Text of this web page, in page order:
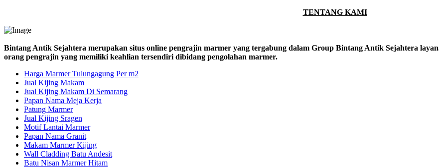
TENTANG KAMI
Bintang Antik Sejahtera merupakan situs online pengrajin marmer yang tergabung dalam Group Bintang Antik Sejahtera
orang pengrajin yang memiliki keahlian tersendiri dibidang pengolahan marmer.
Harga Marmer Tulungagung Per m2
Jual Kijing Makam
Jual Kijing Makam Di Semarang
Papan Nama Meja Kerja
Patung Marmer
Jual Kijing Sragen
Motif Lantai Marmer
Papan Nama Granit
Makam Marmer Kijing
Wall Cladding Batu Andesit
Batu Nisan Marmer Hitam